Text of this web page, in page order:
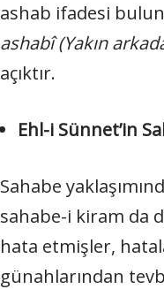
ashab ifadesi
ashabî (Yakın
açıktır.
Ehl-i Sünnet’in
Sahabe
sahabe-i kiram da
hata etmişler,
günahlarından